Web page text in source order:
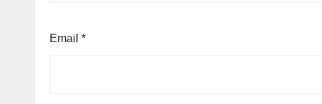
Email *